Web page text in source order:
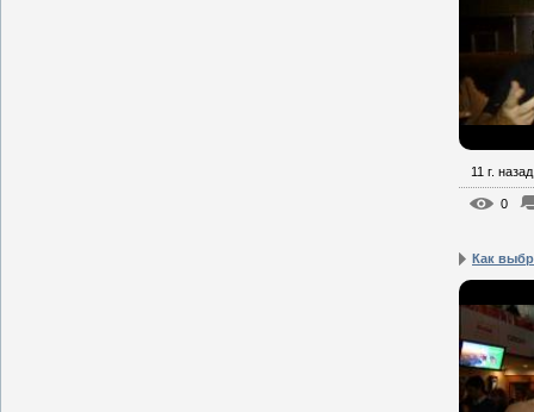
11 г. назад
0
Как